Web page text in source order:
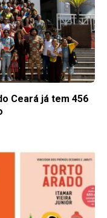
Ceará já tem 456